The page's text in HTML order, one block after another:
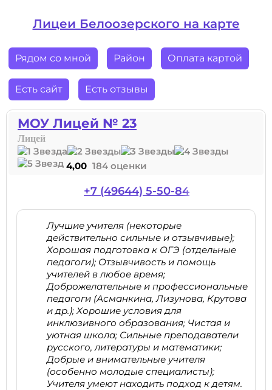
Лицеи Белоозерского на карте
Рядом со мной Район Оплата картой
Есть сайт Есть отзывы
МОУ Лицей № 23
Лицей
4,00 184 оценки
+7 (49644) 5-50-84
Лучшие учителя (некоторые
действительно сильные и отзывчивые);
Хорошая подготовка к ОГЭ (отдельные
педагоги); Отзывчивость и помощь
учителей в любое время;
Доброжелательные и профессиональные
педагоги (Асманкина, Лизунова, Крутова
и др.); Хорошие условия для
инклюзивного образования; Чистая и
уютная школа; Сильные преподаватели
русского, литературы и математики;
Добрые и внимательные учителя
(особенно молодые специалисты);
Учителя умеют находить подход к детям.